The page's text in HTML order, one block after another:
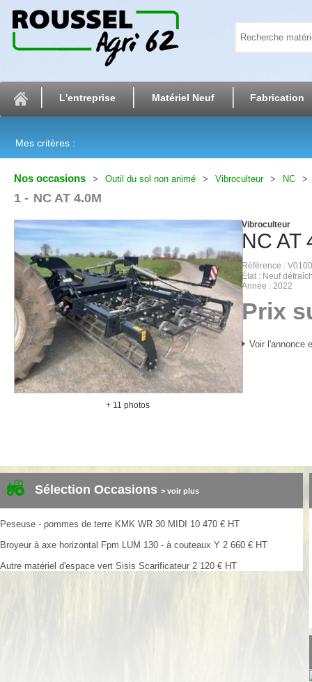
L'entreprise Matériel Neuf Fabrication
Mes critères :
Nos occasions Outil du sol non animé Vibroculteur NC
1 NC AT 4.0M
+ 11 photos
NC AT
Vibroculteur
Référence
V0100
État
Neuf
Année
2022
Prix
Voir l'annonce
Sélection Occasions > voir plus
Peseuse - pommes de terre KMK WR 30 MIDI 10 470 € HT
Broyeur à axe horizontal Fpm LUM 130 - à couteaux Y 2 660 € HT
Autre matériel d'espace vert Sisis Scarificateur 2 120 € HT